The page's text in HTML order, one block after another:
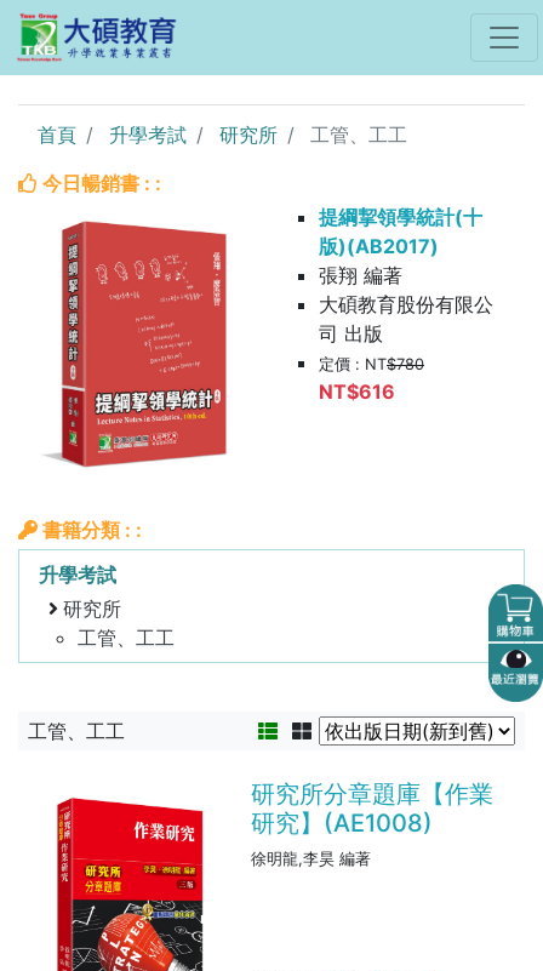
首頁 升學考試 研究所
工管、工工
今日暢銷書 : :
提綱挈領學統計(十
版)(AB2017)
張翔 編著
大碩教育股份有限公
司 出版
定價 : NT$780
NT$616
書籍分類 : :
升學考試
研究所
工管、工工
工管、工工
研究所分章題庫【作業
研究】(AE1008)
徐明龍,李昊 編著